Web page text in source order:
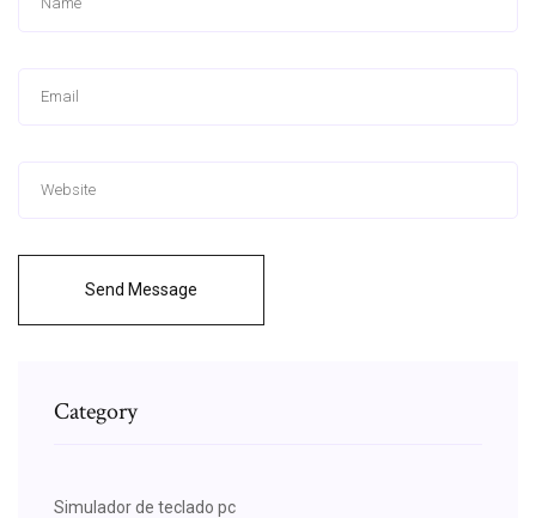
Send Message
Category
Simulador de teclado pc